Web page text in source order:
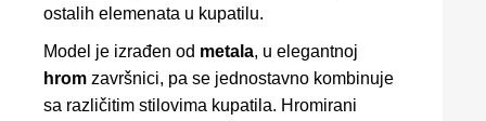
ostalih elemenata u kupatilu.
Model je izrađen od metala, u elegantnoj
hrom završnici, pa se jednostavno kombinuje
sa različitim stilovima kupatila. Hromirani